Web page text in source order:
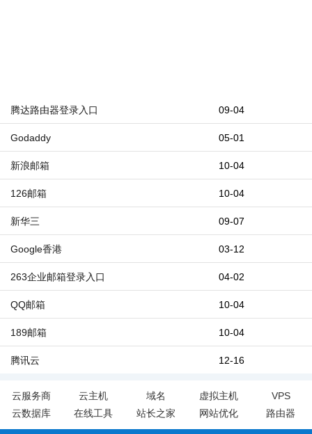
09-04
腾达路由器登录入口
05-01
Godaddy
10-04
新浪邮箱
10-04
126邮箱
09-07
新华三
03-12
Google香港
04-02
263企业邮箱登录入口
10-04
QQ邮箱
10-04
189邮箱
12-16
腾讯云
云服务商 云主机 域名 虚拟主机
VPS
云数据库
在线工具 站长之家 网站优化 路由器